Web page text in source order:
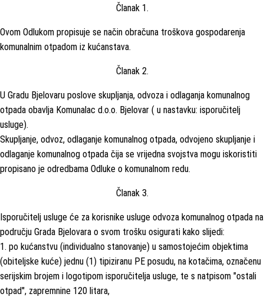
Članak 1.
Ovom Odlukom propisuje se način obračuna troškova gospodarenja
komunalnim otpadom iz kućanstava.
Članak 2.
U Gradu Bjelovaru poslove skupljanja, odvoza i odlaganja komunalnog
otpada obavlja Komunalac d.o.o. Bjelovar ( u nastavku: isporučitelj
usluge).
Skupljanje, odvoz, odlaganje komunalnog otpada, odvojeno skupljanje i
odlaganje komunalnog otpada čija se vrijedna svojstva mogu iskoristiti
propisano je odredbama Odluke o komunalnom redu.
Članak 3.
Isporučitelj usluge će za korisnike usluge odvoza komunalnog otpada na
području Grada Bjelovara o svom trošku osigurati kako slijedi:
1. po kućanstvu (individualno stanovanje) u samostojećim objektima
(obiteljske kuće) jednu (1) tipiziranu PE posudu, na kotačima, označenu
serijskim brojem i logotipom isporučitelja usluge, te s natpisom "ostali
otpad", zapremnine 120 litara,